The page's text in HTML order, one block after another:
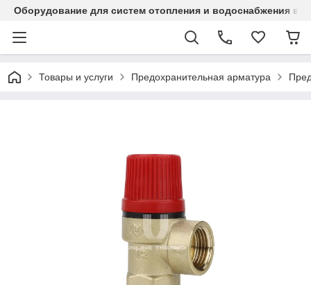
Оборудование для систем отопления и водоснабжения в
Товары и услуги Предохранительная арматура